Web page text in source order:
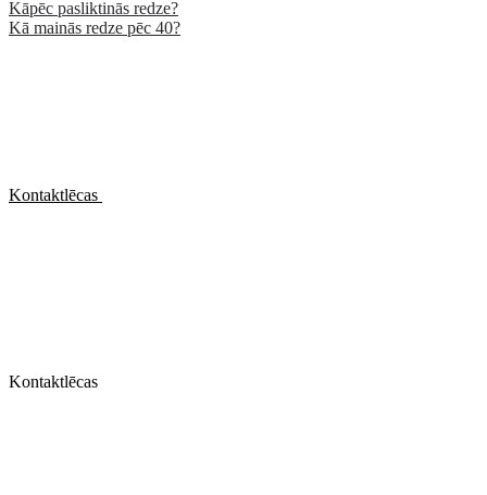
Kāpēc pasliktinās redze?
Kā mainās redze pēc 40?
Kontaktlēcas
Kontaktlēcas